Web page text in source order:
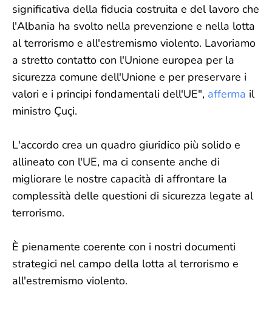
significativa della fiducia costruita e del lavoro che
l'Albania ha svolto nella prevenzione e nella lotta
al terrorismo e all'estremismo violento. Lavoriamo
a stretto contatto con l'Unione europea per la
sicurezza comune dell'Unione e per preservare i
valori e i principi fondamentali dell'UE", afferma il
ministro Çuçi.
L'accordo crea un quadro giuridico più solido e
allineato con l'UE, ma ci consente anche di
migliorare le nostre capacità di affrontare la
complessità delle questioni di sicurezza legate al
terrorismo.
È pienamente coerente con i nostri documenti
strategici nel campo della lotta al terrorismo e
all'estremismo violento.